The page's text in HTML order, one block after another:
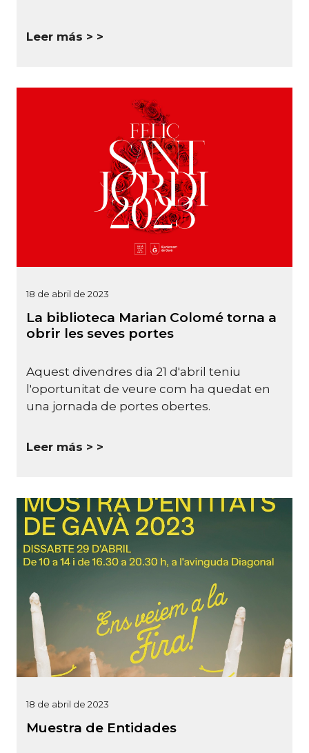
Leer más >
18 de abril de 2023
La biblioteca Marian Colomé torna a
obrir les seves portes
Aquest divendres dia 21 d'abril teniu
l'oportunitat de veure com ha quedat en
una jornada de portes obertes.
Leer más >
18 de abril de 2023
Muestra de Entidades